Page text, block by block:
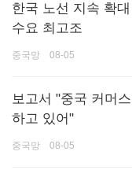
한국 노선 지속 확
수요 최고조
중국망 08-05
보고서 "중국 커머
하고 있어"
중국망 08-05